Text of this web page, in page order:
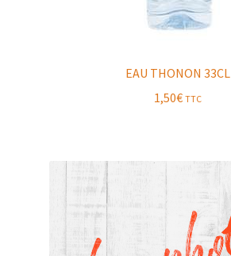
EAU THONON 33CL
1,50€ TTC